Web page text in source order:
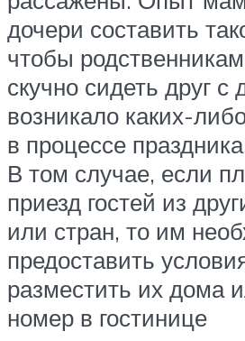
дочери составить
чтобы
скучно сидеть друг с
возникало каких-
в процессе
В том случае, если
приезд гостей из
или стран, то им
предоставить
разместить их дома
номер в гостинице